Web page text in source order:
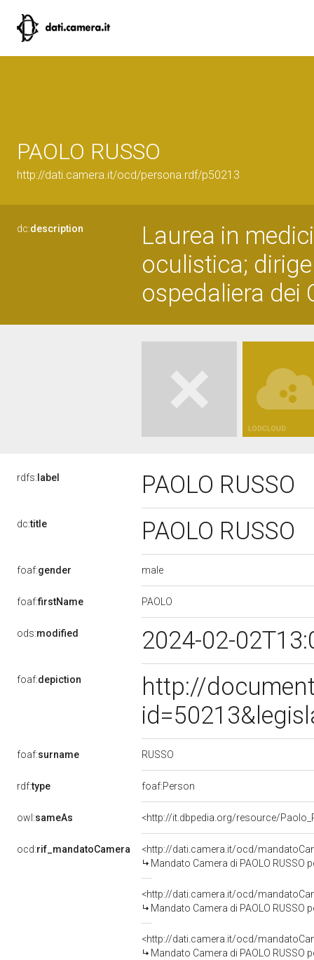
PAOLO RUSSO
http://dati.camera.it/ocd/persona.rdf/p50213
dc:description
Laurea in
oculistica;
ospedaliera dei
rdfs: label PAOLO RUSSO
dc:title PAOLO RUSSO
foaf:gender male
foaf:firstName PAOLO
ods:modified 2024-02-
foaf:depiction
http://
foaf:surname RUSSO
rdf:type foaf:Person
owl:sameAs <http://it.dbpedia.org/resource/
ocd:rif_mandatoCamera
<http://dati.camera.it/ocd/
Mandato Camera di PAOLO RUSSO
<http://dati.camera.it/ocd/
Mandato Camera di PAOLO RUSSO
<http://dati.camera.it/ocd/
Mandato Camera di PAOLO RUSSO